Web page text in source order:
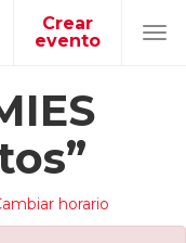
Crear
evento
horario